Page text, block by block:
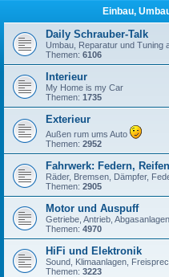
Einbau,
Daily Schrauber-Talk
Umbau, Reparatur und Tuning
Themen: 6106
Interieur
My Home is my Car
Themen: 1735
Exterieur
Außen rum ums Auto
Themen: 2952
Fahrwerk: Federn,
Räder, Bremsen, Dämpfer,
Themen: 2905
Motor und Auspuff
Getriebe, Antrieb,
Themen: 4970
HiFi und Elektronik
Sound, Klimaanlagen,
Themen: 3223